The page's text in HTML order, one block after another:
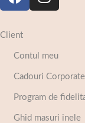
Client
Contul meu
Cadouri Corporate
Program de
Ghid masuri inele